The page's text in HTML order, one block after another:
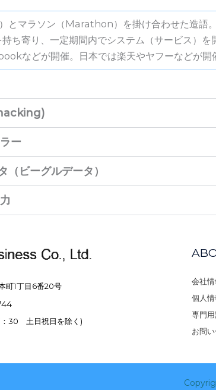
とマラソン（Marathon）を掛け合わせた造語
ち寄り、一定期間内でシステム（サービス）
などが開催。日本では楽天やヤフーなどが開
ー
ビーグルデータ）
町1丁目6番20号
30 土日祝日を除く)
会社情
個人
専門
お問